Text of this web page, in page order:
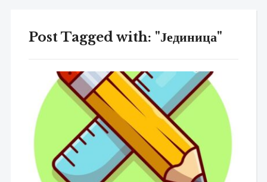
Post Tagged with: "Јединица"